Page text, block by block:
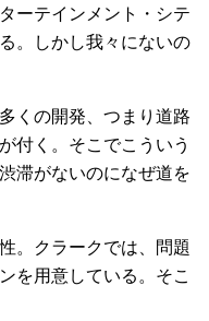
ーテインメント・シテ
。しかし我々にないの
くの開発、つまり道路
付く。そこでこういう
滞がないのになぜ道を
。クラークでは、問題
を用意している。そこ